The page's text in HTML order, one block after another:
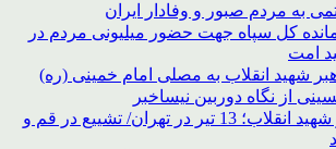
به مردم صبور و وفادار ایران
کل سپاه جهت حضور میلیونی مردم در
امت
شهید انقلاب به مصلی امام خمینی (ره)
از نگاه دوربین نیساخبر
وداع با رهبر شهید انقلاب؛ 13 تیر در تهران/ تشییع در قم و